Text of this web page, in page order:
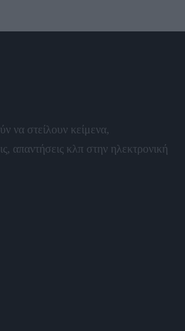
να στείλουν κείμενα,
απαντήσεις κλπ στην ηλεκτρονική